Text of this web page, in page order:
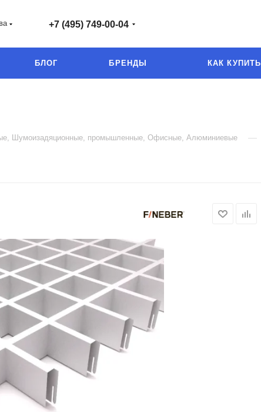
+7 (495) 749-00-04
БЛОГ БРЕНДЫ КАК КУПИТЬ
Шумоизадяционные, промышленные, Офисные, Алюминиевые —